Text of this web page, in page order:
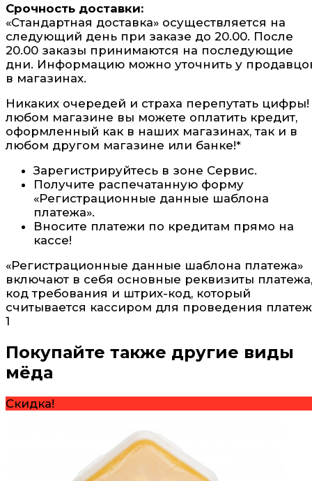
Срочность доставки:
«Стандартная доставка» осуществляется на
следующий день при заказе до 20.00. После
20.00 заказы принимаются на последующие
дни. Информацию можно уточнить у
в магазинах.
Никаких очередей и страха перепутать
любом магазине вы можете оплатить кредит,
оформленный как в наших магазинах, так и в
любом другом магазине или банке!*
Зарегистрируйтесь в зоне Сервис.
Получите распечатанную форму
«Регистрационные данные шаблона
платежа».
Вносите платежи по кредитам прямо на
кассе!
«Регистрационные данные шаблона платежа»
включают в себя основные реквизиты платежа,
код требования и штрих-код, который
считывается кассиром для проведения
1
Покупайте также другие виды
мёда
Скидка!